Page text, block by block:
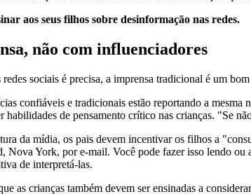
aos seus filhos sobre desinformação nas redes.
não com influenciadores
sociais é precisa, a imprensa tradicional é um
confiáveis e tradicionais estão reportando a
habilidades de pensamento crítico nas crianças. "Se
da mídia, os pais devem incentivar os filhos a
York, por e-mail. Você pode fazer isso lendo ou
de interpretá-las.
as crianças também devem ser ensinadas a